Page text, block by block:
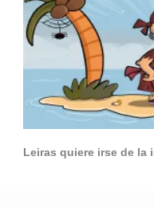
Leiras quiere irse de la